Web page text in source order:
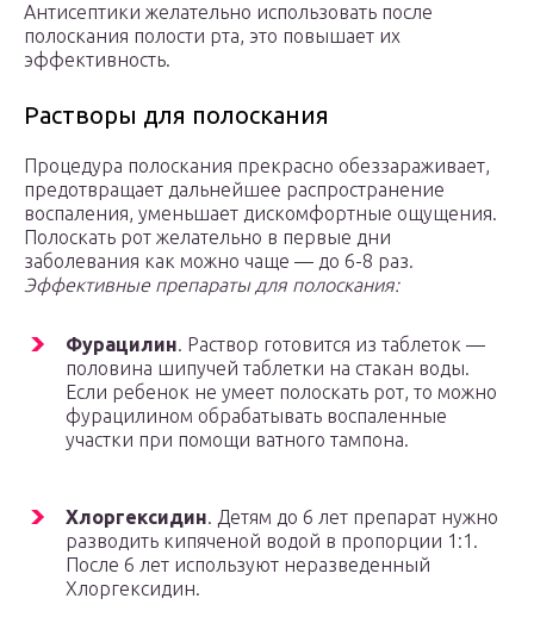
Антисептики желательно использовать после
полоскания полости рта, это повышает их
эффективность.
Растворы для полоскания
Процедура полоскания прекрасно обеззараживает,
предотвращает дальнейшее распространение
воспаления, уменьшает дискомфортные ощущения.
Полоскать рот желательно в первые дни
заболевания как можно чаще — до 6-8 раз.
Эффективные препараты для полоскания:
Фурацилин. Раствор готовится из таблеток —
половина шипучей таблетки на стакан воды.
Если ребенок не умеет полоскать рот, то можно
фурацилином обрабатывать воспаленные
участки при помощи ватного тампона.
Хлоргексидин. Детям до 6 лет препарат нужно
разводить кипяченой водой в пропорции 1:1.
После 6 лет используют неразведенный
Хлоргексидин.